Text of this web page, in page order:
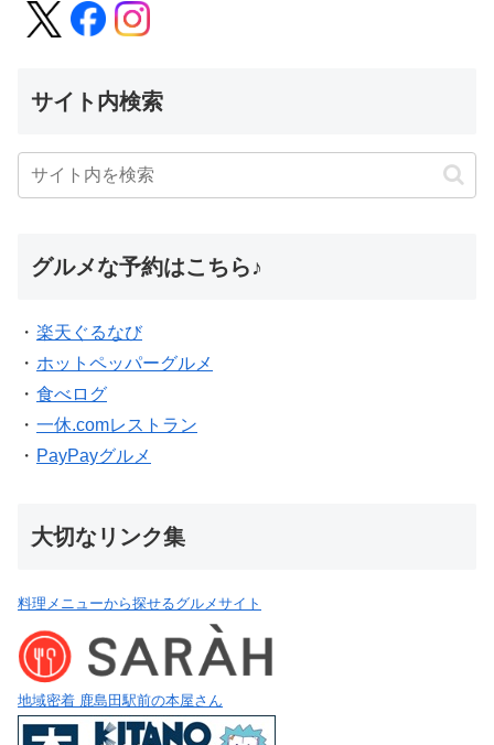
サイト内検索
グルメな予約はこちら♪
・ 楽天ぐるなび
・ ホットペッパーグルメ
・ 食べログ
・ 一休.comレストラン
・ PayPayグルメ
大切なリンク集
料理メニューから探せるグルメサイト
地域密着 鹿島田駅前の本屋さん